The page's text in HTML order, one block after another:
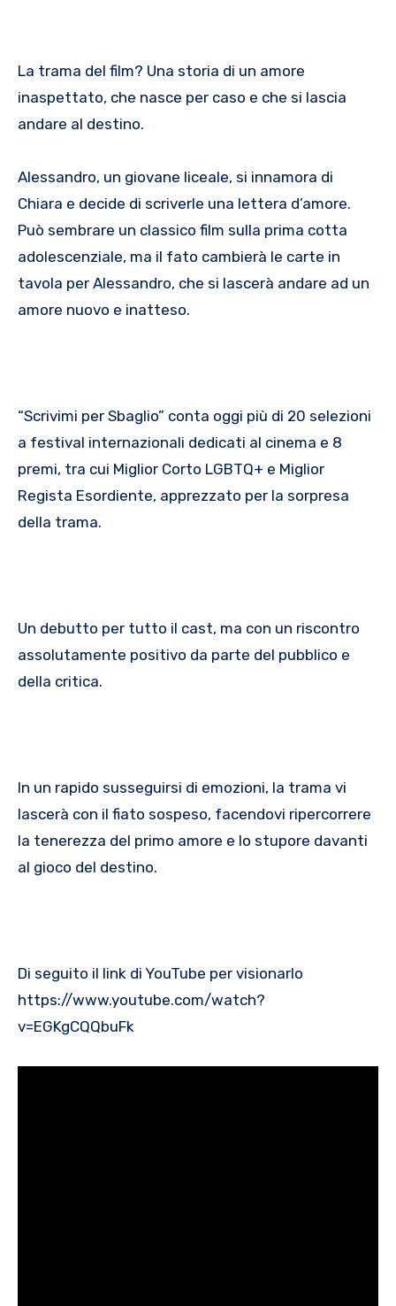
La trama del film? Una storia di un amore
inaspettato, che nasce per caso e che si lascia
andare al destino.
Alessandro, un giovane liceale, si innamora di
Chiara e decide di scriverle una lettera d’amore.
Può sembrare un classico film sulla prima cotta
adolescenziale, ma il fato cambierà le carte in
tavola per Alessandro, che si lascerà andare ad un
amore nuovo e inatteso.
“Scrivimi per Sbaglio” conta oggi più di 20 selezioni
a festival internazionali dedicati al cinema e 8
premi, tra cui Miglior Corto LGBTQ+ e Miglior
Regista Esordiente, apprezzato per la sorpresa
della trama.
Un debutto per tutto il cast, ma con un riscontro
assolutamente positivo da parte del pubblico e
della critica.
In un rapido susseguirsi di emozioni, la trama vi
lascerà con il fiato sospeso, facendovi ripercorrere
la tenerezza del primo amore e lo stupore davanti
al gioco del destino.
Di seguito il link di YouTube per visionarlo
https://www.youtube.com/watch?
v=EGKgCQQbuFk